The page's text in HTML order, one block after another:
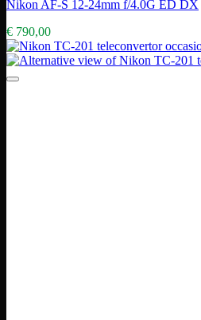
Nikon AF-S 12-24mm f/4.0G ED DX
€ 790,00